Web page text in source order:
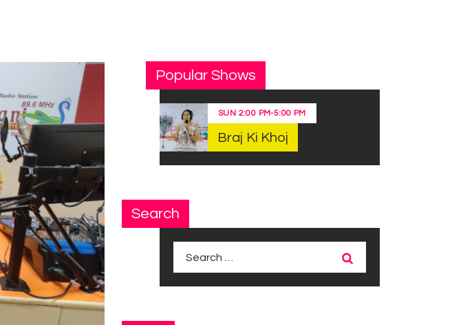
Popular Shows
SUN 2:00 PM-5:00 PM
Braj Ki Khoj
Search